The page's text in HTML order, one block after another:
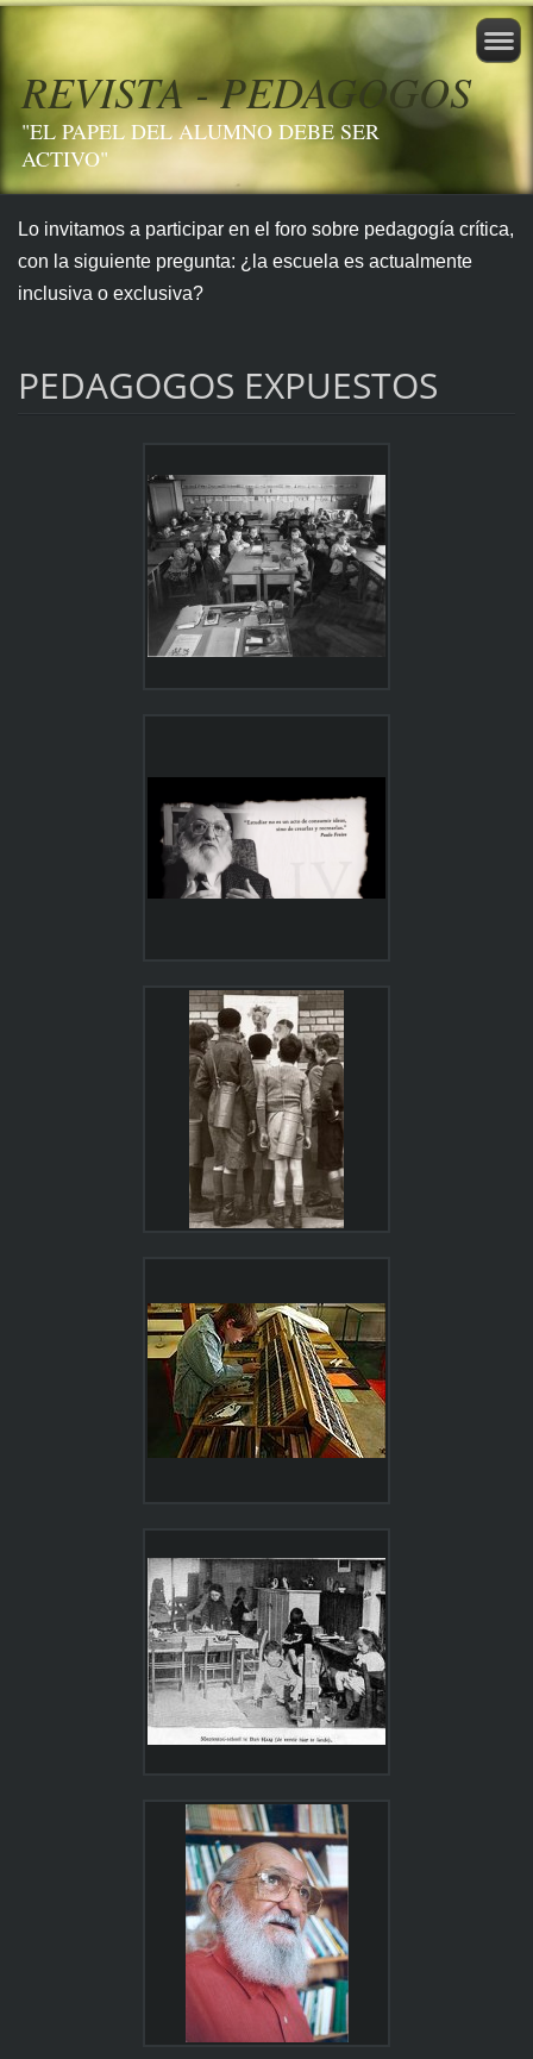
REVISTA - PEDAGOGOS
"EL PAPEL DEL ALUMNO DEBE SER
ACTIVO"
Lo invitamos a participar en el foro sobre pedagogía crítica,
con la siguiente pregunta: ¿la escuela es actualmente
inclusiva o exclusiva?
PEDAGOGOS EXPUESTOS